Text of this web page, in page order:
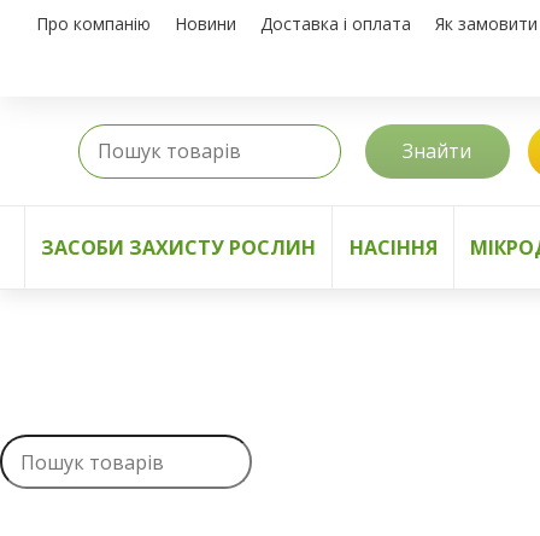
Про компанію Новини Доставка і оплата Як замовити
Знайти
ЗАСОБИ ЗАХИСТУ РОСЛИН НАСІННЯ